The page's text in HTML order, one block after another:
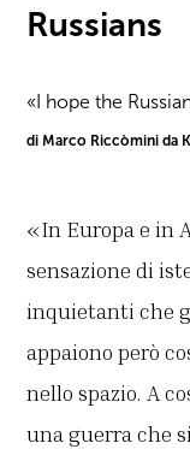
Russians
«I hope the
di Marco Riccòmini da
«In Europa e in
sensazione di
inquietanti che
appaiono però
nello spazio. A
una guerra che